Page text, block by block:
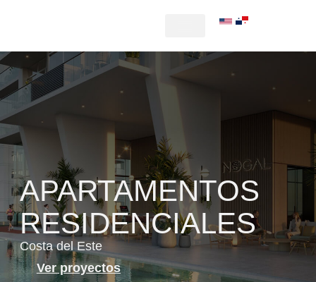
|
APARTAMENTOS
RESIDENCIALES
Costa del Este
Ver proyectos